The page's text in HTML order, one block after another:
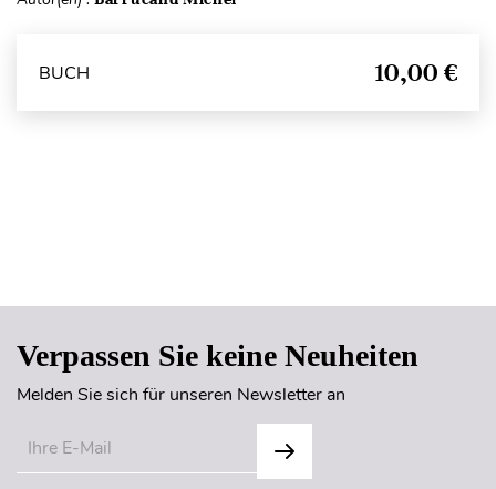
BUCH 10,00 €
Verpassen Sie keine Neuheiten
Melden Sie sich für unseren Newsletter an